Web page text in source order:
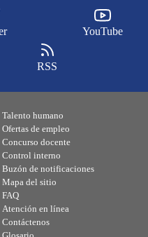
YouTube
RSS
Talento humano
Ofertas de empleo
Concurso docente
Control interno
Buzón de notificaciones
Mapa del sitio
FAQ
Atención en línea
Contáctenos